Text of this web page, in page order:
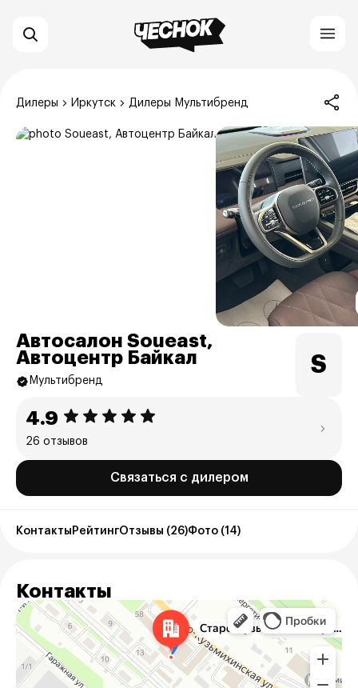
Дилеры Иркутск Дилеры Мультибренд
Автосалон Soueast,
Автоцентр Байкал
Мультибренд
S
4.9
26 отзывов
Связаться с дилером
Контакты РейтингОтзывы (26)Фото (14)
Контакты